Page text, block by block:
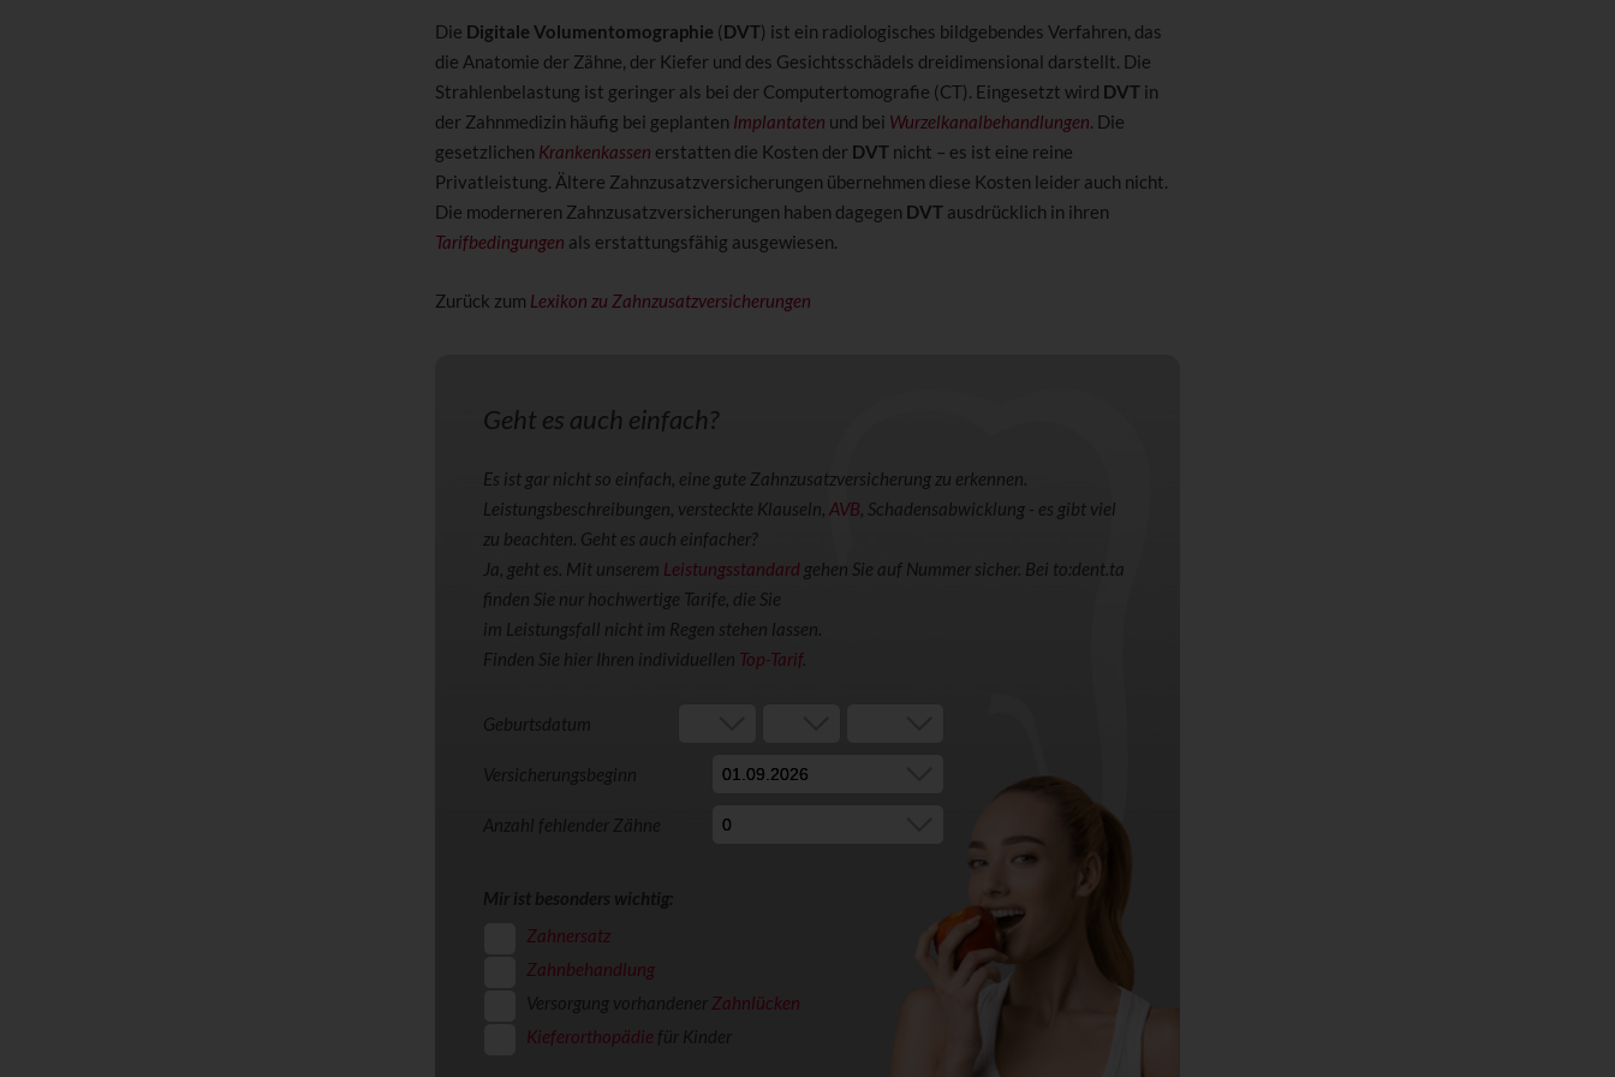
Die Digitale Volumentomographie (DVT) ist ein radiologisches bildgebendes Verfahren, das
die Anatomie der Zähne, der Kiefer und des Gesichtsschädels dreidimensional darstellt. Die
Strahlenbelastung ist geringer als bei der Computertomografie (CT). Eingesetzt wird DVT in
der Zahnmedizin häufig bei geplanten Implantaten und bei Wurzelkanalbehandlungen. Die
gesetzlichen Krankenkassen erstatten die Kosten der DVT nicht – es ist eine reine
Privatleistung. Ältere Zahnzusatzversicherungen übernehmen diese Kosten leider auch nicht.
Die moderneren Zahnzusatzversicherungen haben dagegen DVT ausdrücklich in ihren
Tarifbedingungen als erstattungsfähig ausgewiesen.
Zurück zum Lexikon zu Zahnzusatzversicherungen
Geht es auch einfach?
Es ist gar nicht so einfach, eine gute Zahnzusatzversicherung zu erkennen.
Leistungsbeschreibungen, versteckte Klauseln, AVB , Schadensabwicklung - es gibt viel
zu beachten. Geht es auch einfacher?
Ja, geht es. Mit unserem Leistungsstandard gehen Sie auf Nummer sicher. Bei to:dent.ta
finden Sie nur hochwertige Tarife, die Sie
im Leistungsfall nicht im Regen stehen lassen.
Finden Sie hier Ihren individuellen Top-Tarif.
Geburtsdatum
Versicherungsbeginn
Anzahl fehlender Zähne
Mir ist besonders wichtig:
Zahnersatz
Zahnbehandlung
Versorgung vorhandener Zahnlücken
Kieferorthopädie für Kinder